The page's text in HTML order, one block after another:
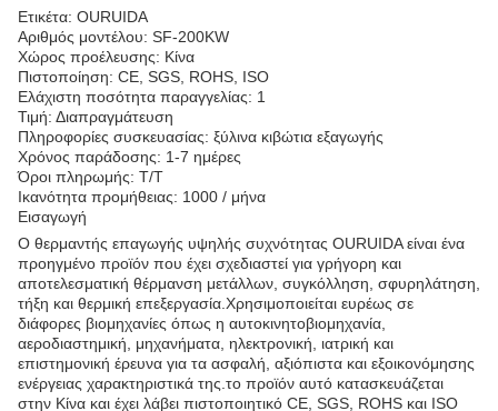
Ετικέτα: OURUIDA
Αριθμός μοντέλου: SF-200KW
Χώρος προέλευσης: Κίνα
Πιστοποίηση: CE, SGS, ROHS, ISO
Ελάχιστη ποσότητα παραγγελίας: 1
Τιμή: Διαπραγμάτευση
Πληροφορίες συσκευασίας: ξύλινα κιβώτια εξαγωγής
Χρόνος παράδοσης: 1-7 ημέρες
Όροι πληρωμής: T/T
Ικανότητα προμήθειας: 1000 / μήνα
Εισαγωγή
Ο θερμαντής επαγωγής υψηλής συχνότητας OURUIDA είναι ένα
προηγμένο προϊόν που έχει σχεδιαστεί για γρήγορη και
αποτελεσματική θέρμανση μετάλλων, συγκόλληση, σφυρηλάτηση,
τήξη και θερμική επεξεργασία.Χρησιμοποιείται ευρέως σε
διάφορες βιομηχανίες όπως η αυτοκινητοβιομηχανία,
αεροδιαστημική, μηχανήματα, ηλεκτρονική, ιατρική και
επιστημονική έρευνα για τα ασφαλή, αξιόπιστα και εξοικονόμησης
ενέργειας χαρακτηριστικά της.το προϊόν αυτό κατασκευάζεται
στην Κίνα και έχει λάβει πιστοποιητικό CE, SGS, ROHS και ISO